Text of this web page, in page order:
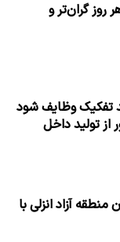
روز گران‌تر و
تفکیک وظایف شود
از تولید داخل
منطقه آزاد انزلی با